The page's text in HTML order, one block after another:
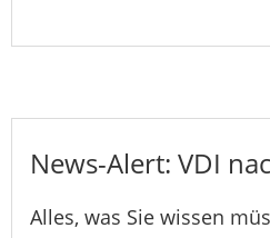
News-Alert: VDI
Alles, was Sie wissen